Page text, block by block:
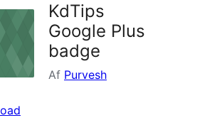
KdTips
Google Plus
badge
Af Purvesh